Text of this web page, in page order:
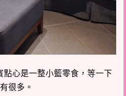
點心是一整小籃零食，等一下
很多。